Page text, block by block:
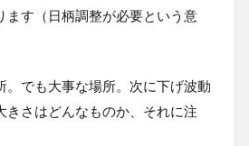
ます（日柄調整が必要という意
。でも大事な場所。次に下げ波動
きさはどんなものか、それに注